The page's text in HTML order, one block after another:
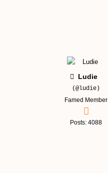
Ludie
(@ludie)
Famed Member
Posts: 4088